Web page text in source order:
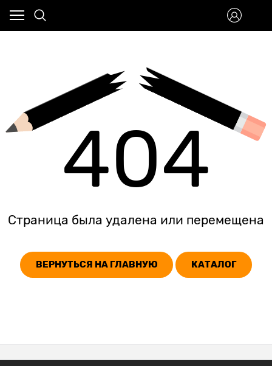
404
Страница была удалена или перемещена
ВЕРНУТЬСЯ НА ГЛАВНУЮ КАТАЛОГ